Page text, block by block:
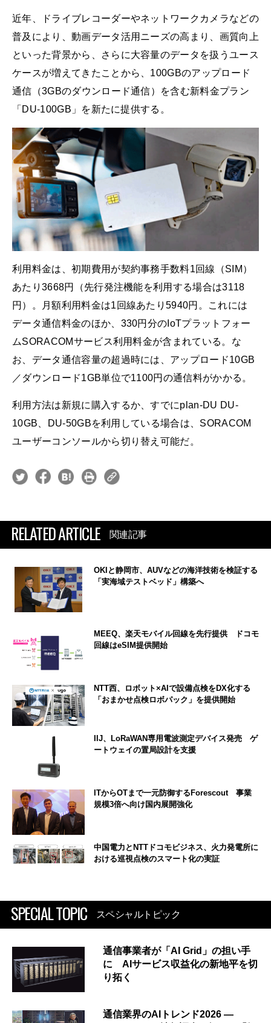
近年、ドライブレコーダーやネットワークカメラなどの
普及により、動画データ活用ニーズの高まり、画質向上
といった背景から、さらに大容量のデータを扱うユース
ケースが増えてきたことから、100GBのアップロード
通信（3GBのダウンロード通信）を含む新料金プラン
「DU-100GB」を新たに提供する。
利用料金は、初期費用が契約事務手数料1回線（SIM）
あたり3668円（先行発注機能を利用する場合は3118
円）。月額利用料金は1回線あたり5940円。これには
データ通信料金のほか、330円分のIoTプラットフォー
ムSORACOMサービス利用料金が含まれている。な
お、データ通信容量の超過時には、アップロード10GB
／ダウンロード1GB単位で1100円の通信料がかかる。
利用方法は新規に購入するか、すでにplan-DU DU-
10GB、DU-50GBを利用している場合は、SORACOM
ユーザーコンソールから切り替え可能だ。
RELATED ARTICLE 関連記事
OKIと静岡市、AUVなどの海洋技術を検証する
「実海域テストベッド」構築へ
MEEQ、楽天モバイル回線を先行提供 ドコモ
回線はeSIM提供開始
NTT西、ロボット×AIで設備点検をDX化する
「おまかせ点検ロボパック」を提供開始
IIJ、LoRaWAN専用電波測定デバイス発売 ゲ
ートウェイの置局設計を支援
ITからOTまで一元防御するForescout 事業
規模3倍へ向け国内展開強化
中国電力とNTTドコモビジネス、火力発電所に
おける巡視点検のスマート化の実証
SPECIAL TOPIC スペシャルトピック
通信事業者が「AI Grid」の担い手
に AIサービス収益化の新地平を切
り拓く
通信業界のAIトレンド2026 ―